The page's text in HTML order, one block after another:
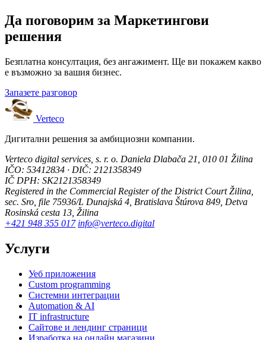
Да поговорим за Маркетингови
решения
Безплатна консултация, без ангажимент. Ще ви покажем какво
е възможно за вашия бизнес.
Запазете разговор
Verteco
Дигитални решения за амбициозни компании.
Verteco digital services, s. r. o. Daniela Dlabača 21, 010 01 Žilina
IČO: 53412834 · DIČ: 2121358349
IČ DPH: SK2121358349
Registered in the Commercial Register of the District Court Žilina,
sec. Sro, file 75936/L Dunajská 4, Bratislava Štúrova 849, Detva
Rosinská cesta 13, Žilina
+421 948 355 017 info@verteco.digital
Услуги
Уеб приложения
Custom programming
Системни интеграции
Automation & AI
IT infrastructure
Сайтове и лендинг страници
Изработка на онлайн магазини